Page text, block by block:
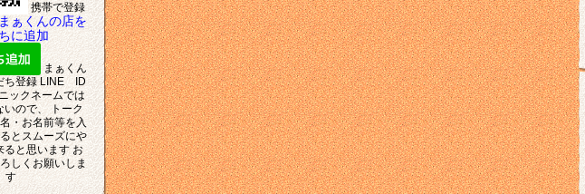
携帯で登録
ぁくんの店を
に追加
まぁくん
ち登録 LINE ID
ックネームでは
いので、 トーク
・お名前等を入
とスムーズにや
ると思います お
しくお願いしま
す